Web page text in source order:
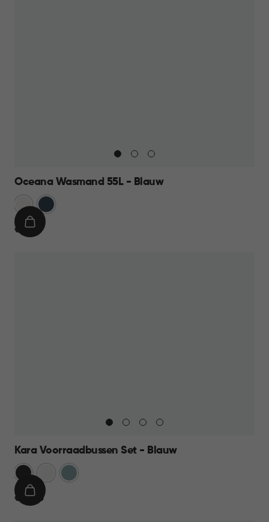
Oceana Wasmand 55L - Blauw
Blauw
€
€ 17,95
IN
Kara Voorraadbussen Set - Blauw
Antraciet Blauw
€
€ 39,95
IN